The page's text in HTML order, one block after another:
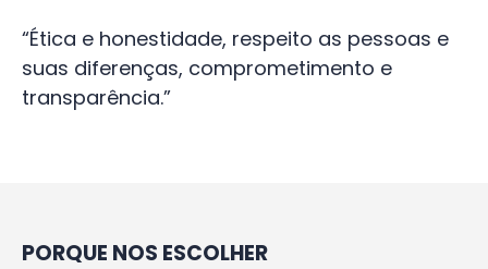
“Ética e honestidade, respeito as pessoas e
suas diferenças, comprometimento e
transparência.”
PORQUE NOS ESCOLHER